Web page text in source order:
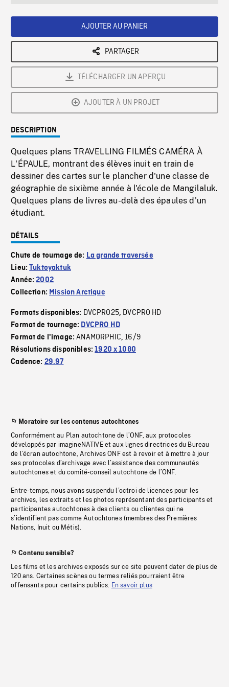
AJOUTER AU PANIER
PARTAGER
TÉLÉCHARGER UN APERÇU
AJOUTER À UN PROJET
DESCRIPTION
Quelques plans TRAVELLING FILMÉS CAMÉRA À
L'ÉPAULE, montrant des élèves inuit en train de
dessiner des cartes sur le plancher d'une classe de
géographie de sixième année à l'école de Mangilaluk.
Quelques plans de livres au-delà des épaules d'un
étudiant.
DÉTAILS
Chute de tournage de: La grande traversée
Lieu:Tuktoyaktuk
Année:2002
Collection: Mission Arctique
Formats disponibles: DVCPRO25, DVCPRO HD
Format de tournage: DVCPRO HD
Format de l'image:ANAMORPHIC,16/9
Résolutions disponibles:1920 x 1080
Cadence: 29.97
Moratoire sur les contenus autochtones
Conformément au Plan autochtone de l’ONF, aux protocoles
développés par imagineNATIVE et aux lignes directrices du Bureau
de l’écran autochtone, Archives ONF est à revoir et à mettre à jour
ses protocoles d’archivage avec l’assistance des communautés
autochtones et du comité-conseil autochtone de l’ONF.
Entre-temps, nous avons suspendu l’octroi de licences pour les
archives, les extraits et les photos représentant des participants et
participantes autochtones à des clients ou clientes qui ne
s’identifient pas comme Autochtones (membres des Premières
Nations, Inuit ou Métis).
Contenu sensible?
Les films et les archives exposés sur ce site peuvent dater de plus de
120 ans. Certaines scènes ou termes reliés pourraient être
offensants pour certains publics. En savoir plus